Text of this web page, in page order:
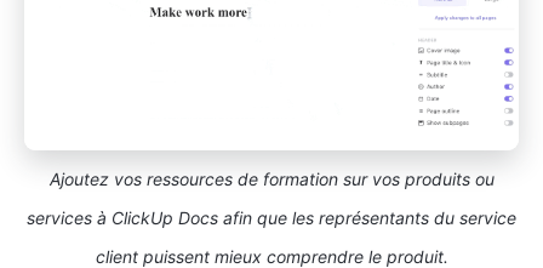
Ajoutez vos ressources de formation sur vos produits ou
services à ClickUp Docs afin que les représentants du service
client puissent mieux comprendre le produit.